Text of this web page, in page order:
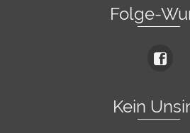
Folge-
Kein